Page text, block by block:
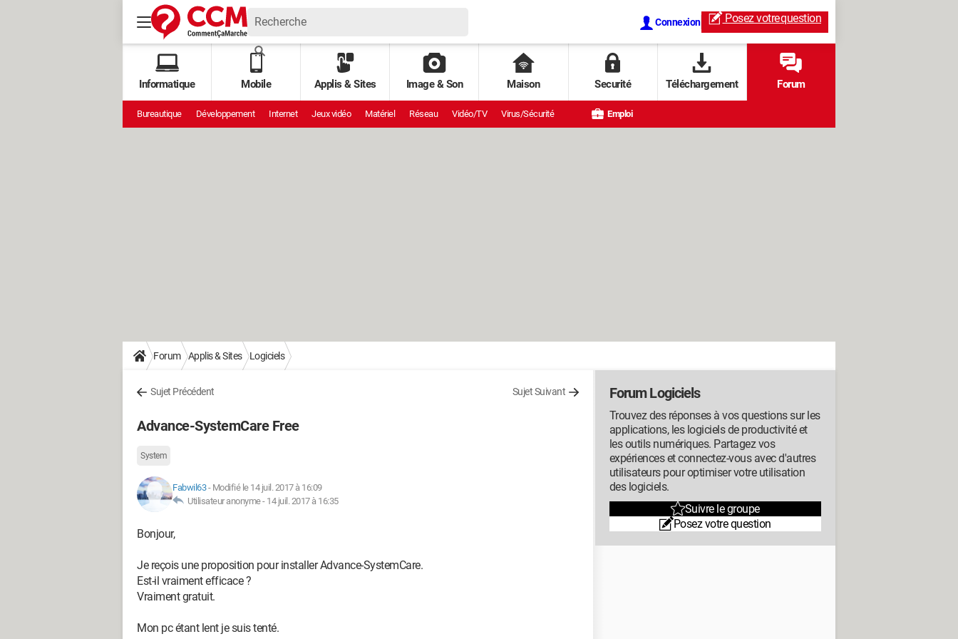
Connexion Posez votrequestion
Informatique Mobile Applis & Sites Image & Son Maison Securité Téléchargement Forum
Bureautique Développement Internet Jeux vidéo Matériel Réseau Vidéo/TV Virus/Sécurité Emploi
Forum Applis & Sites Logiciels
Sujet Précédent Sujet Suivant
Advance-SystemCare Free
System
Fabwil63- Modifié le 14 juil. 2017 à 16:09
Utilisateur anonyme - 14 juil. 2017 à 16:35
Bonjour,
Je reçois une proposition pour installer Advance-SystemCare.
Est-il vraiment efficace ?
Vraiment gratuit.
Mon pc étant lent je suis tenté.
Forum Logiciels
Trouvez des réponses à vos questions sur les
applications, les logiciels de productivité et
les outils numériques. Partagez vos
expériences et connectez-vous avec d'autres
utilisateurs pour optimiser votre utilisation
des logiciels.
Suivre le groupe
Posez votre question